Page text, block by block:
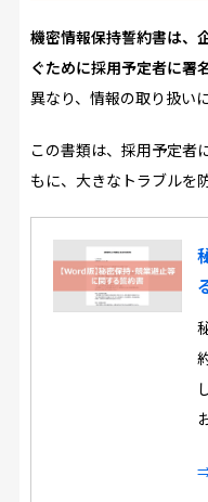
機密情報保持誓約書は、
ぐために採用予定者に署
異なり、情報の取り扱い
この書類は、採用予定者
もに、大きなトラブルを